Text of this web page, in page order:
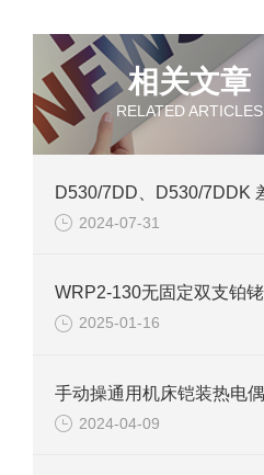
相关文章
RELATED ARTICLES
2024-07-31
2025-01-16
2024-04-09